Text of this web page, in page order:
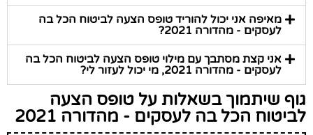
מאיפה אני יכול להוריד טופס הצעה לביטוח הכל בה
לעסקים - מהדורה 2021?
אני קצת מסתבך עם מילוי טופס הצעה לביטוח הכל בה
לעסקים - מהדורה 2021, מי יכול לעזור לי?
גוף שיתמוך בשאלות על טופס הצעה
לביטוח הכל בה לעסקים - מהדורה 2021